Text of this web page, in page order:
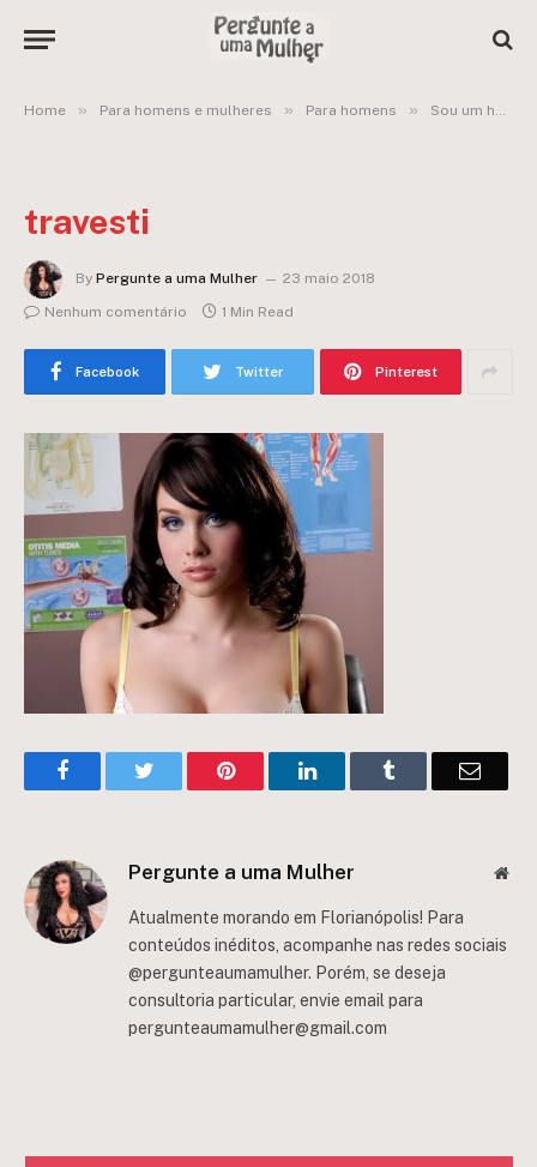
Home » Para homens e mulheres » Para homens » Sou um homem heterossexual, porém, sinto atração por travestis
travesti
By Pergunte a uma Mulher
23 maio 2018
Nenhum comentário
1 Min Read
Facebook Twitter Pinterest
FacebookTwitter Pinterest LinkedInTumblr Email
Pergunte a uma Mulher
Atualmente morando em Florianópolis! Para
conteúdos inéditos, acompanhe nas redes sociais
@pergunteaumamulher. Porém, se deseja
consultoria particular, envie email para
pergunteaumamulher@gmail.com